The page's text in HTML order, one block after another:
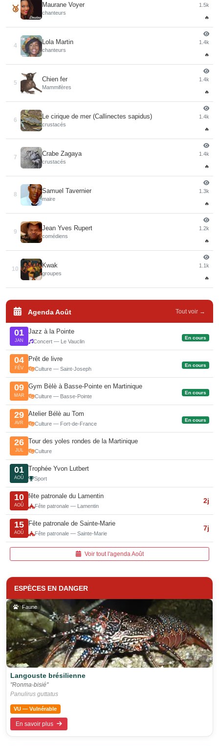
🥉 Maurane Voyer
chanteurs
1.5k
🔥
4
Lola Martin
chanteurs
1.4k
🔥
5
Chien fer
Mammifères
1.4k
🔥
6
Le cirique de mer (Callinectes sapidus)
crustacés
1.4k
🔥
7
Crabe Zagaya
crustacés
1.4k
🔥
8
Samuel Tavernier
maire
1.3k
🔥
9
Jean Yves Rupert
comédiens
1.2k
🔥
10
Kwak
groupes
1.1k
🔥
Agenda Août Tout voir →
01
JAN
Jazz à la Pointe
Concert — Le Vauclin
En cours
04
FÉV
Prêt de livre
Culture — Saint-Joseph
En cours
09
MAR
Gym Bèlè à Basse-Pointe en Martinique
Culture — Basse-Pointe
En cours
29
AVR
Atelier Bélè au Tom
Culture — Fort-de-France
En cours
26
JUL
Tour des yoles rondes de la Martinique
Culture
01
AOÛ
Trophée Yvon Lutbert
Sport
10
AOÛ
fête patronale du Lamentin
Fête patronale — Lamentin
2j
15
AOÛ
Fête patronale de Sainte-Marie
Fête patronale — Sainte-Marie
7j
Voir tout l'agenda Août
ESPÈCES EN DANGER
Faune
Langouste brésilienne
"Ronma-bisié"
Panulirus guttatus
VU — Vulnérable
En savoir plus